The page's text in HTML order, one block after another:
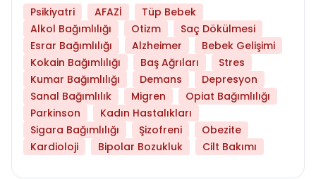
Psikiyatri AFAZİ
Tüp Bebek
Alkol Bağımlılığı
Otizm
Saç Dökülmesi
Esrar Bağımlılığı
Alzheimer
Bebek Gelişimi
Kokain Bağımlılığı
Baş Ağrıları
Stres
Kumar Bağımlılığı
Demans
Depresyon
Sanal Bağımlılık
Migren
Opiat Bağımlılığı
Parkinson
Kadın Hastalıkları
Sigara Bağımlılığı
Şizofreni
Obezite
Kardioloji
Bipolar Bozukluk Cilt Bakımı